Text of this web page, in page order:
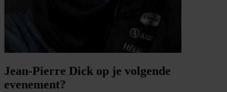
Jean-Pierre Dick op je volgende
evenement?